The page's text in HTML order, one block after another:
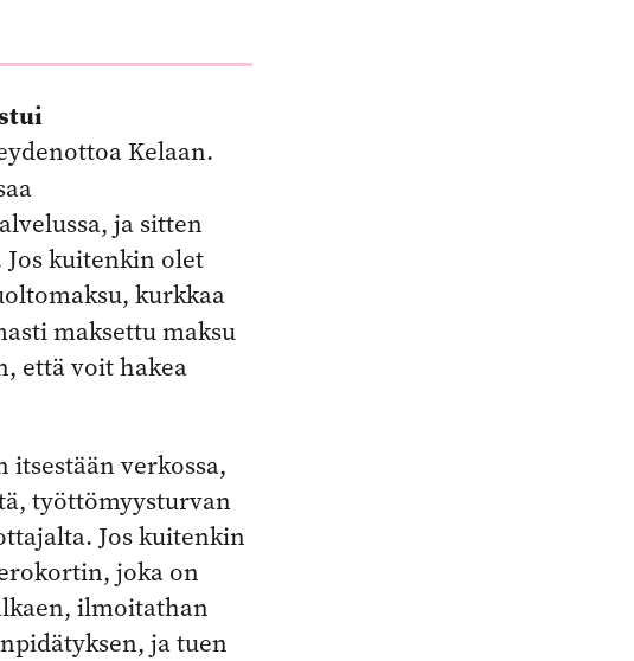
Kelaan.
ja sitten
Jos kuitenkin olet
kurkkaa
maksettu maksu
että voit hakea
itsestään verkossa,
työttömyysturvan
Jos kuitenkin
joka on
ilmoitathan
ja tuen